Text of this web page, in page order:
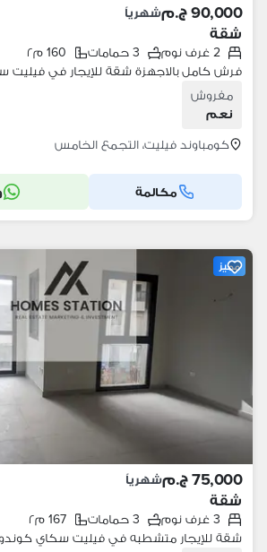
90,000 ج.م شهرياً
شقة
2 غرف نوم 3 حمامات
160 م٢
فرش كامل بالاجهزة شقة للإيجار في فيليت
مفروش
نعم
كومباوند فيليت، التجمع الخامس
مكالمة
مميز
75,000 ج.م شهرياً
شقة
3 غرف نوم 3 حمامات
167 م٢
شقة للإيجار متشطبه في فيليت سكاي